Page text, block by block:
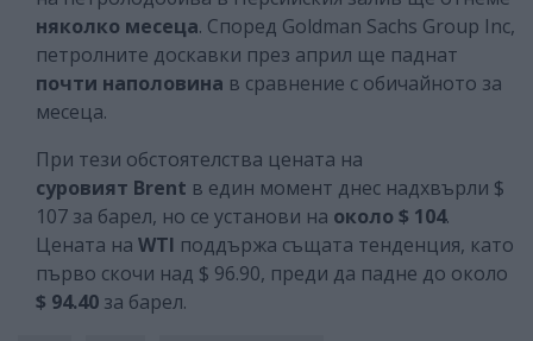
няколко месеца. Според Goldman Sachs Group Inc,
петролните доскавки през април ще паднат
почти наполовина в сравнение с обичайното за
месеца.
При тези обстоятелства цената на
суровият Brent в един момент днес надхвърли $
107 за барел, но се установи на около $ 104.
Цената на WTI поддържа същата тенденция, като
първо скочи над $ 96.90, преди да падне до около
$ 94.40 за барел.